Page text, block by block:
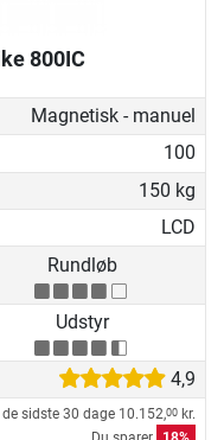
800IC
Magnetisk - manuel
100
150 kg
LCD
Rundløb
Udstyr
4,9
de sidste 30 dage 10.152,00 kr.